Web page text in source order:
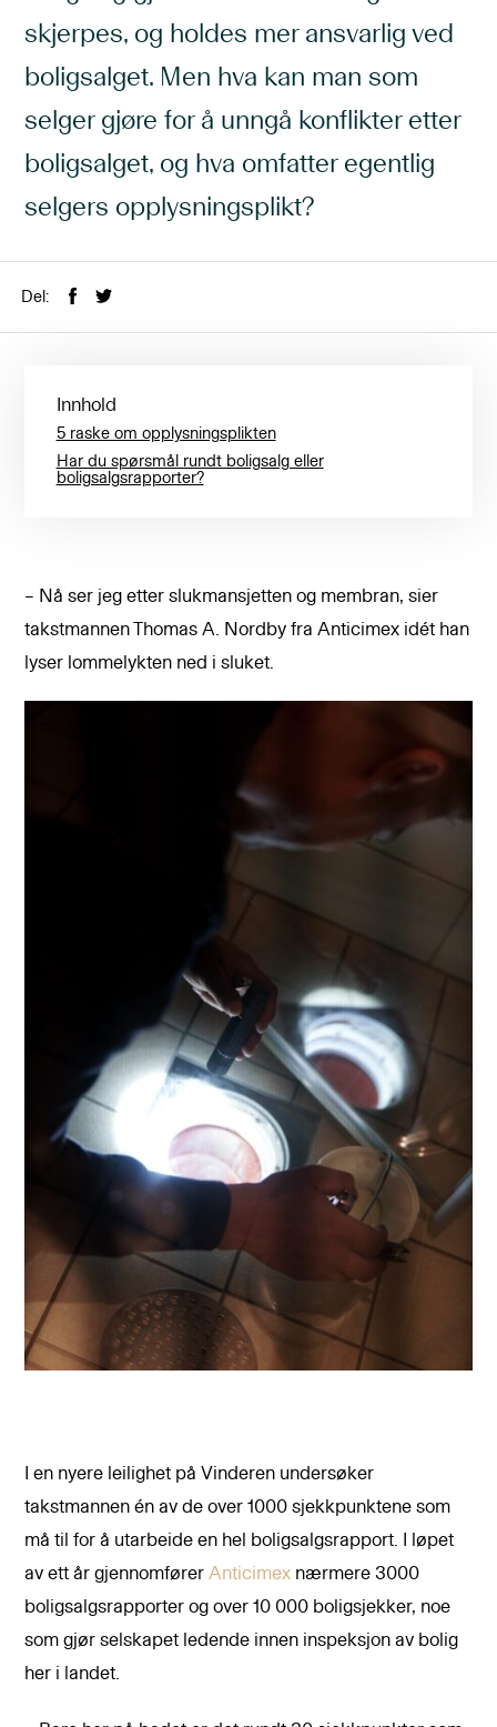
skjerpes, og holdes mer ansvarlig ved
boligsalget. Men hva kan man som
selger gjøre for å unngå konflikter etter
boligsalget, og hva omfatter egentlig
selgers opplysningsplikt?
Del:
Innhold
5 raske om opplysningsplikten
Har du spørsmål rundt boligsalg eller
boligsalgsrapporter?
– Nå ser jeg etter slukmansjetten og membran, sier
takstmannen Thomas A. Nordby fra Anticimex idét han
lyser lommelykten ned i sluket.
I en nyere leilighet på Vinderen undersøker
takstmannen én av de over 1000 sjekkpunktene som
må til for å utarbeide en hel boligsalgsrapport. I løpet
av ett år gjennomfører Anticimex nærmere 3000
boligsalgsrapporter og over 10 000 boligsjekker, noe
som gjør selskapet ledende innen inspeksjon av bolig
her i landet.